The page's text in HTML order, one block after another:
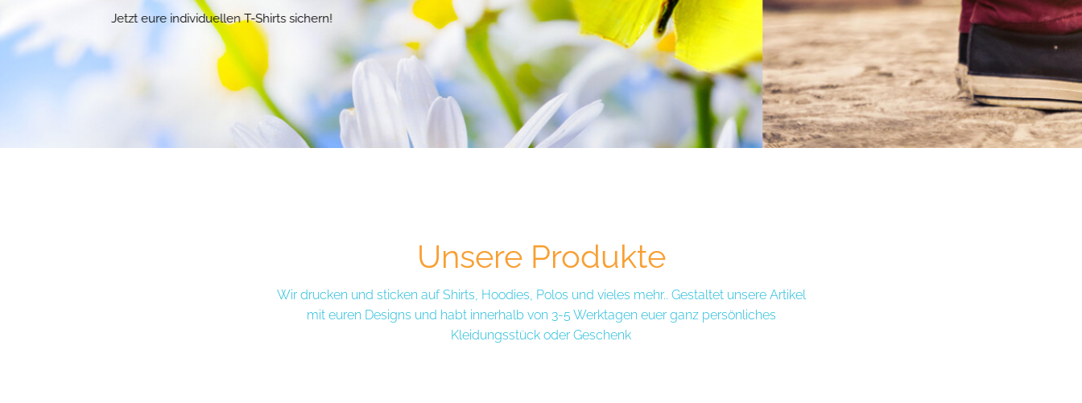
Sichert euch eure Partnertextilien
Unsere Produkte
Wir drucken und sticken auf Shirts, Hoodies, Polos und vieles mehr.. Gestaltet unsere Artikel
mit euren Designs und habt innerhalb von 3-5 Werktagen euer ganz persönliches
Kleidungsstück oder Geschenk